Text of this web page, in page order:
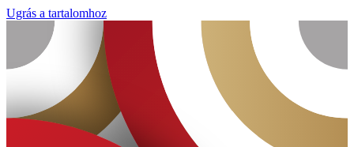
Ugrás a tartalomhoz